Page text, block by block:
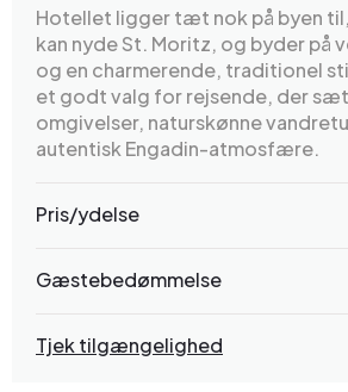
Hotellet ligger tæt nok på byen
kan nyde St. Moritz, og byder på
og en charmerende, traditionel
et godt valg for rejsende, der
omgivelser, naturskønne
autentisk Engadin-atmosfære.
Pris/ydelse
Gæstebedømmelse
Tjek tilgængelighed